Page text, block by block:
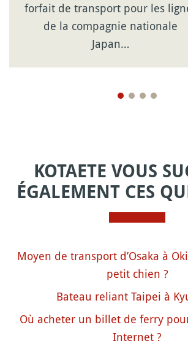
forfait de transport pour les
de la compagnie nationale
Japan…
KOTAETE VOUS
ÉGALEMENT CES
Moyen de transport d’Osaka à
petit chien ?
Bateau reliant Taipei à
Où acheter un billet de ferry
Internet ?